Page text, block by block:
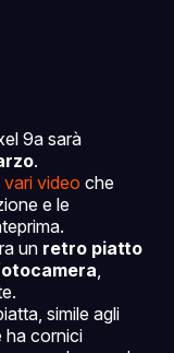
9a sarà
.
vari video che
e le
un retro piatto
simile agli
ha cornici